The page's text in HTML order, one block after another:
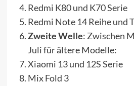
Redmi K80 und K70 Serie
Redmi Note 14 Reihe und
Zweite Welle: Zwischen
Juli für ältere Modelle:
Xiaomi 13 und 12S Serie
Mix Fold 3